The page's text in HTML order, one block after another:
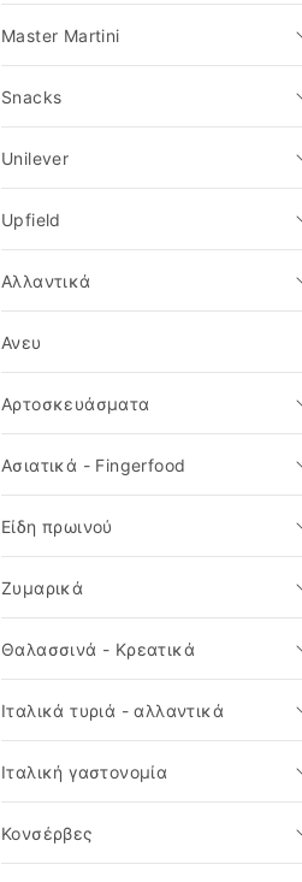
ή
:
Master Martini
Snacks
Unilever
Upfield
Αλλαντικά
Ανευ
Αρτοσκευάσματα
Ασιατικά - Fingerfood
Είδη πρωινού
Ζυμαρικά
Θαλασσινά - Κρεατικά
Ιταλικά τυριά - αλλαντικά
Ιταλική γαστονομία
Κονσέρβες